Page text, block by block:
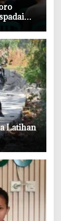
Latihan